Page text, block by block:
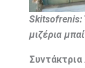
Skitsofrenis:
μιζέρια